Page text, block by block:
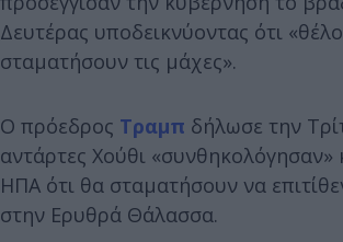
Δευτέρας υποδεικνύοντας ότι
σταματήσουν τις μάχες».
O πρόεδρος Τραμπ δήλωσε την
αντάρτες Χούθι «συνθηκολόγησαν»
ΗΠΑ ότι θα σταματήσουν να
στην Ερυθρά Θάλασσα.